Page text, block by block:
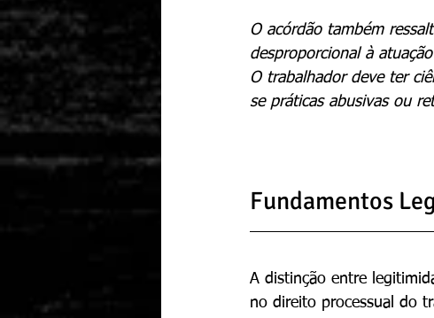
O acórdão também
desproporcional à
O trabalhador deve ter
se práticas abusivas ou
Fundamentos
A distinção entre
no direito processual do